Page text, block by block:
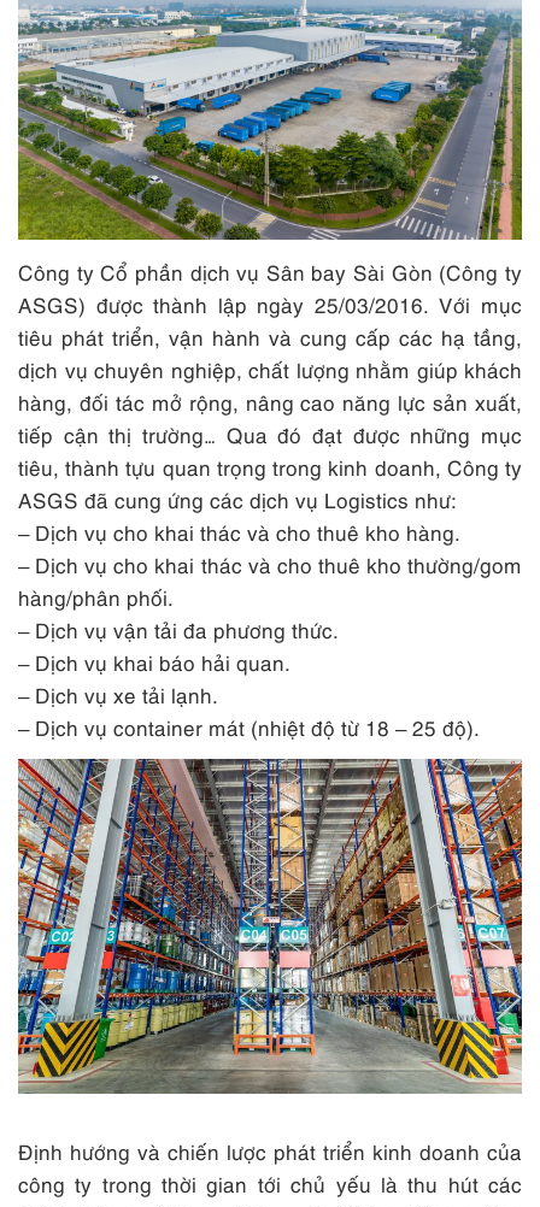
Công ty Cổ phần dịch vụ Sân bay Sài Gòn (Công ty
ASGS) được thành lập ngày 25/03/2016. Với mục
tiêu phát triển, vận hành và cung cấp các hạ tầng,
dịch vụ chuyên nghiệp, chất lượng nhằm giúp khách
hàng, đối tác mở rộng, nâng cao năng lực sản xuất,
tiếp cận thị trường… Qua đó đạt được những mục
tiêu, thành tựu quan trọng trong kinh doanh, Công ty
ASGS đã cung ứng các dịch vụ Logistics như:
– Dịch vụ cho khai thác và cho thuê kho hàng.
– Dịch vụ cho khai thác và cho thuê kho thường/gom
hàng/phân phối.
– Dịch vụ vận tải đa phương thức.
– Dịch vụ khai báo hải quan.
– Dịch vụ xe tải lạnh.
– Dịch vụ container mát (nhiệt độ từ 18 – 25 độ).
Định hướng và chiến lược phát triển kinh doanh của
công ty trong thời gian tới chủ yếu là thu hút các